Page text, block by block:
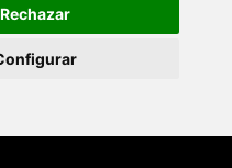
Rechazar